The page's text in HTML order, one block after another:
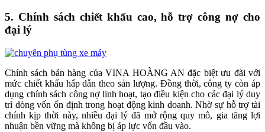
5. Chính sách chiết khấu cao, hỗ trợ công nợ cho
đại lý
Chính sách bán hàng của VINA HOÀNG AN đặc biệt ưu đãi với
mức chiết khấu hấp dẫn theo sản lượng. Đồng thời, công ty còn áp
dụng chính sách công nợ linh hoạt, tạo điều kiện cho các đại lý duy
trì dòng vốn ổn định trong hoạt động kinh doanh. Nhờ sự hỗ trợ tài
chính kịp thời này, nhiều đại lý đã mở rộng quy mô, gia tăng lợi
nhuận bền vững mà không bị áp lực vốn đầu vào.